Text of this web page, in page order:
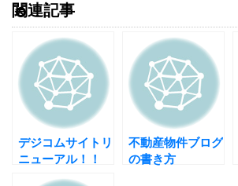
関連記事
デジコムサイトリ
ニューアル！！
不動産物件ブログ
の書き方